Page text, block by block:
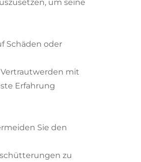
um seine
Schäden oder
mit
Erfahrung
Sie den
zu